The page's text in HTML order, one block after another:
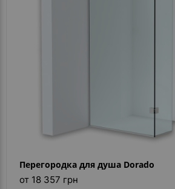
Перегородка для душа Dorado
от 18 357 грн